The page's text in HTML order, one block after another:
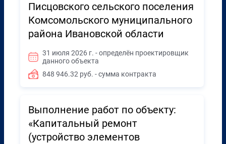
Писцовского сельского поселения
Комсомольского муниципального
района Ивановской области
31 июля 2026 г. - определён проектировщик
данного объекта
848 946.32 руб. - сумма контракта
Выполнение работ по объекту:
«Капитальный ремонт
(устройство элементов